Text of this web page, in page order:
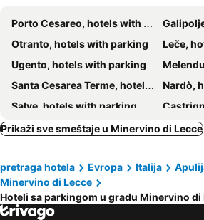
Marelive - CDSHotels
Porto Cesareo, hotels with parking
Otranto, hotels with parking
Leče,
Ugento, hotels with parking
Santa Cesarea Terme, hotels with parking
Nardò,
Salve, hotels with parking
Tricase, hotels with parking
Racale,
Taviano, hotels with parking
Vernole, hotels with parking
Alessano, hotels with parking
Prikaži sve smeštaje u Minervino di Lecce
pretraga hotela Evropa Italija
Minervino di Lecce
Hoteli sa parkingom u gradu Minervino di